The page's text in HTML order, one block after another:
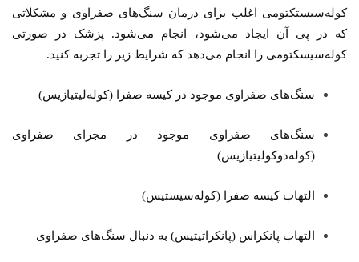
کوله‌سیستکتومی اغلب برای درمان سنگ‌های صفراوی و مشکلاتی
که در پی آن ایجاد می‌شود، انجام می‌شود. پزشک در صورتی
کوله‌سیسکتومی را انجام می‌دهد که شرایط زیر را تجربه کنید.
سنگ‌های صفراوی موجود در کیسه صفرا (کوله‌لیتیازیس)
سنگ‌های صفراوی موجود در مجرای صفراوی
(کوله‌دوکولیتیازیس)
التهاب کیسه صفرا (کوله‌سیستیس)
التهاب پانکراس (پانکراتیتیس) به دنبال سنگ‌های صفراوی